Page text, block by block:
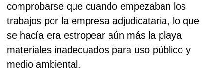
comprobarse que cuando empezaban los
trabajos por la empresa adjudicataria, lo que
se hacía era estropear aún más la playa
materiales inadecuados para uso público y
medio ambiental.